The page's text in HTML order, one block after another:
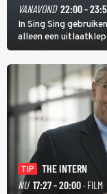
VANAVOND 22:00 -
In Sing Sing
alleen een
TIP
THE INTERN
NU 17:27 - 20:00· FILM